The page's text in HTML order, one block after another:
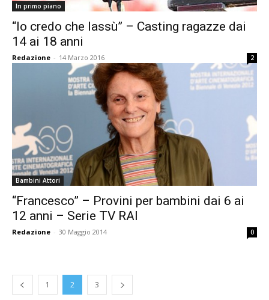
In primo piano
“Io credo che lassù” – Casting ragazze dai
14 ai 18 anni
Redazione - 14 Marzo 2016 2
Bambini Attori
“Francesco” – Provini per bambini dai 6 ai
12 anni – Serie TV RAI
Redazione - 30 Maggio 2014 0
1 2 3